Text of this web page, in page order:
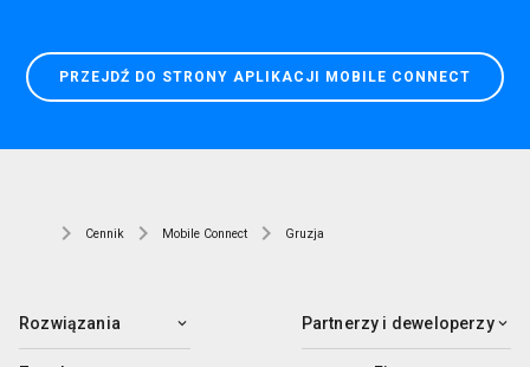
PRZEJDŹ DO STRONY APLIKACJI MOBILE CONNECT
Cennik Mobile Connect Gruzja
Rozwiązania Partnerzy i deweloperzy